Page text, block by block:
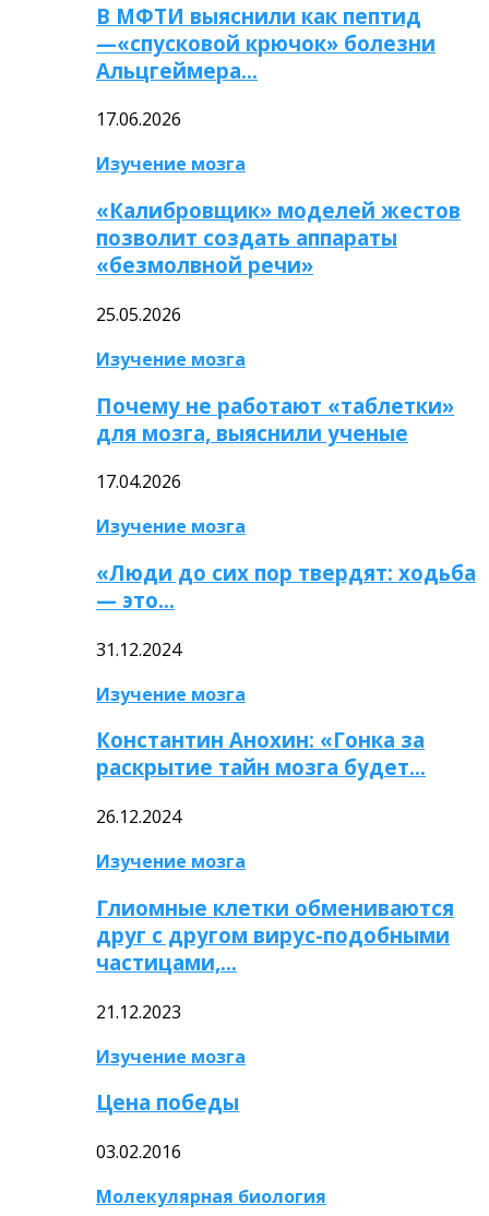
В МФТИ выяснили как пептид
—«спусковой крючок» болезни
Альцгеймера…
17.06.2026
Изучение мозга
«Калибровщик» моделей жестов
позволит создать аппараты
«безмолвной речи»
25.05.2026
Изучение мозга
Почему не работают «таблетки»
для мозга, выяснили ученые
17.04.2026
Изучение мозга
«Люди до сих пор твердят: ходьба
— это…
31.12.2024
Изучение мозга
Константин Анохин: «Гонка за
раскрытие тайн мозга будет…
26.12.2024
Изучение мозга
Глиомные клетки обмениваются
друг с другом вирус-подобными
частицами,…
21.12.2023
Изучение мозга
Цена победы
03.02.2016
Молекулярная биология